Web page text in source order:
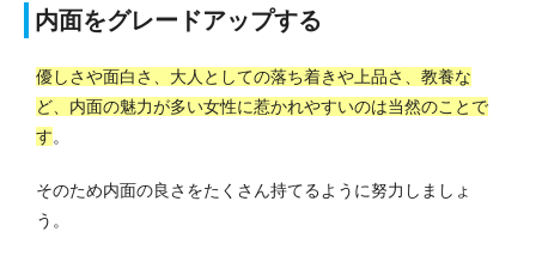
内面をグレードアップする
優しさや面白さ、大人としての落ち着きや上品さ、教養な
ど、内面の魅力が多い女性に惹かれやすいのは当然のことで
す。
そのため内面の良さをたくさん持てるように努力しましょ
う。